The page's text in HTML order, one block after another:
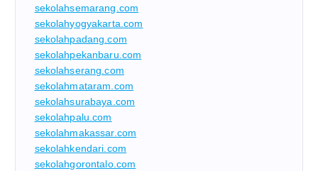
sekolahsemarang.com
sekolahyogyakarta.com
sekolahpadang.com
sekolahpekanbaru.com
sekolahserang.com
sekolahmataram.com
sekolahsurabaya.com
sekolahpalu.com
sekolahmakassar.com
sekolahkendari.com
sekolahgorontalo.com